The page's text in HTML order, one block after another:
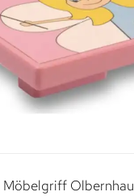
Möbelgriff Olbernhau